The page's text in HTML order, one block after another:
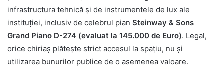
infrastructura tehnică și de instrumentele de lux ale
instituției, inclusiv de celebrul pian Steinway & Sons
Grand Piano D-274 (evaluat la 145.000 de Euro). Legal,
orice chiriaș plătește strict accesul la spațiu, nu și
utilizarea bunurilor publice de o asemenea valoare.